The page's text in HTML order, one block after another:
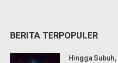
BERITA TERPOPULER
Hingga Subuh,